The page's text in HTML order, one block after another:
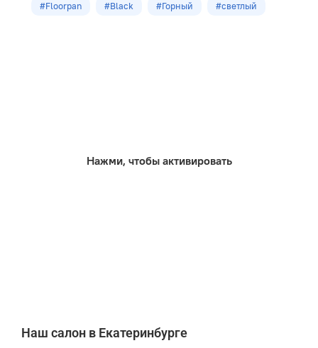
#Floorpan #Black #Горный #светлый
Нажми, чтобы активировать
Наш салон в Екатеринбурге